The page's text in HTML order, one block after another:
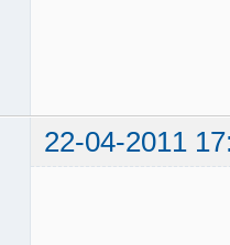
22-04-2011